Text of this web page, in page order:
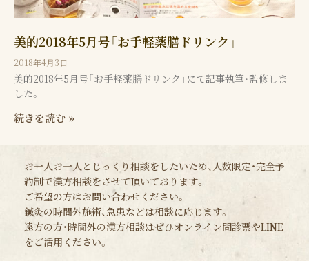
美的2018年5月号「お手軽薬膳ドリンク」
2018年4月3日
美的2018年5月号「お手軽薬膳ドリンク」にて記事執筆・監修しま
した。
続きを読む »
お一人お一人とじっくり相談をしたいため、人数限定・完全予
約制で漢方相談をさせて頂いております。
ご希望の方はお問い合わせください。
鍼灸の時間外施術、急患などは相談に応じます。
遠方の方・時間外の漢方相談はぜひオンライン問診票やLINE
をご活用ください。